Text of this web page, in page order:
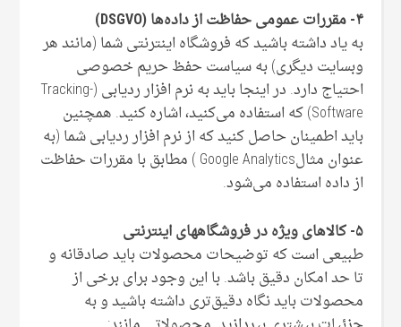
۴- مقررات عمومی حفاظت از داده‌ها (DSGVO)
به یاد داشته باشید که فروشگاه اینترنتی شما (مانند هر
وبسایت دیگری) به سیاست حفظ حریم خصوصی
احتیاج دارد. در اینجا باید به نرم افزار ردیابی (Tracking-
Software) که استفاده می‌کنید، اشاره کنید. همچنین
باید اطمینان حاصل کنید که از نرم افزار ردیابی شما (به
عنوان مثالGoogle Analytics ) مطابق با مقررات حفاظت
از داده استفاده می‌شود.
۵- کالاهای ویژه در فروشگاههای اینترنتی
طبیعی است که توضیحات محصولات باید صادقانه و
تا حد امکان دقیق باشد. با این وجود برای برخی از
محصولات باید نگاه دقیق‌تری داشته باشید و به